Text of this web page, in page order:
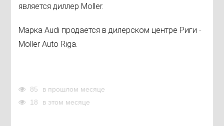
является диллер Moller.
Марка Audi продается в дилерском центре Риги -
Moller Auto Riga.
85
в прошлом месяце
18
в этом месяце